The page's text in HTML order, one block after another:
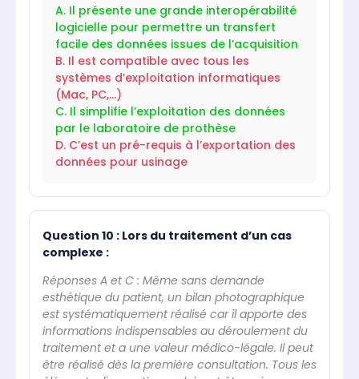
A. Il présente une grande interopérabilité
logicielle pour permettre un transfert
facile des données issues de l’acquisition
B. Il est compatible avec tous les
systèmes d’exploitation informatiques
(Mac, PC,…)
C. Il simplifie l’exploitation des données
par le laboratoire de prothèse
D. C’est un pré-requis à l’exportation des
données pour usinage
Question 10 : Lors du traitement d’un cas
complexe :
Réponses A et C : Même sans demande
esthétique du patient, un bilan photographique
est systématiquement réalisé car il apporte des
informations indispensables au déroulement du
traitement et a une valeur médico-légale. Il peut
être réalisé dès la première consultation. Tous les